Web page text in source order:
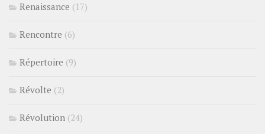
Renaissance (17)
Rencontre (6)
Répertoire (9)
Révolte (2)
Révolution (24)